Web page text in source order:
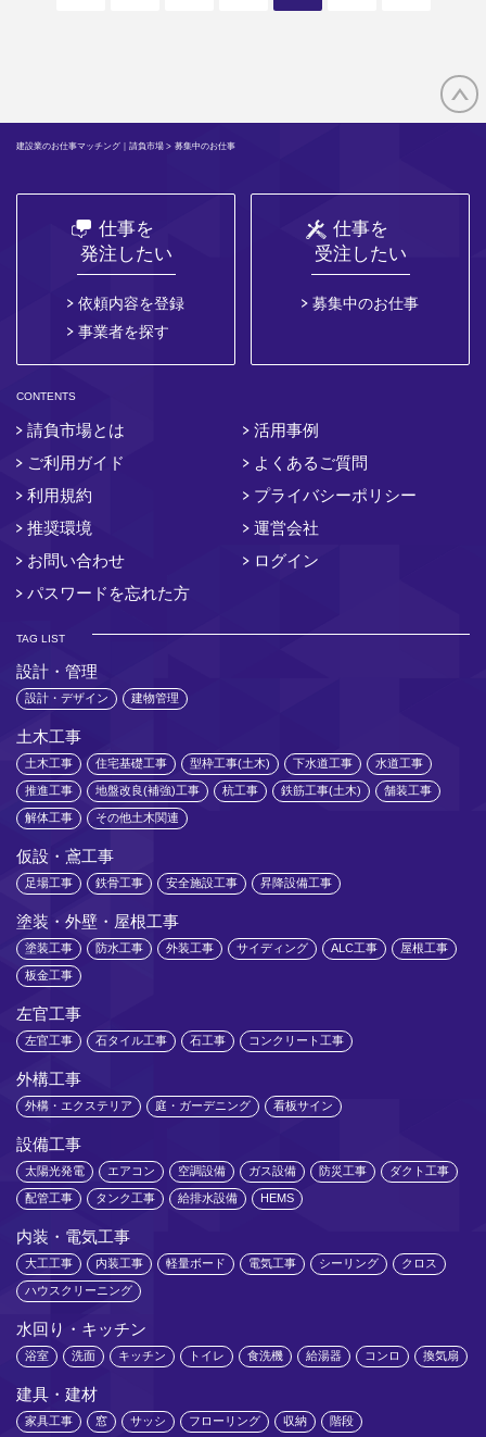
建設業のお仕事マッチング｜請負市場 > 募集中のお仕事
仕事を
発注したい
依頼内容を登録
事業者を探す
仕事を
受注したい
募集中のお仕事
CONTENTS
請負市場とは
活用事例
ご利用ガイド
よくあるご質問
利用規約
プライバシーポリシー
推奨環境
運営会社
お問い合わせ
ログイン
パスワードを忘れた方
TAG LIST
設計・管理
設計・デザイン 建物管理
土木工事
土木工事 住宅基礎工事 型枠工事(土木) 下水道工事 水道工事
推進工事 地盤改良(補強)工事 杭工事 鉄筋工事(土木) 舗装工事
解体工事 その他土木関連
仮設・鳶工事
足場工事 鉄骨工事 安全施設工事 昇降設備工事
塗装・外壁・屋根工事
塗装工事 防水工事 外装工事 サイディング ALC工事 屋根工事
板金工事
左官工事
左官工事 石タイル工事 石工事 コンクリート工事
外構工事
外構・エクステリア 庭・ガーデニング 看板サイン
設備工事
太陽光発電 エアコン 空調設備 ガス設備 防災工事 ダクト工事
配管工事 タンク工事 給排水設備 HEMS
内装・電気工事
大工工事 内装工事 軽量ボード 電気工事 シーリング クロス
ハウスクリーニング
水回り・キッチン
浴室 洗面 キッチン トイレ 食洗機 給湯器 コンロ 換気扇
建具・建材
家具工事 窓 サッシ フローリング 収納 階段